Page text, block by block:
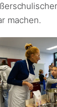
machen.